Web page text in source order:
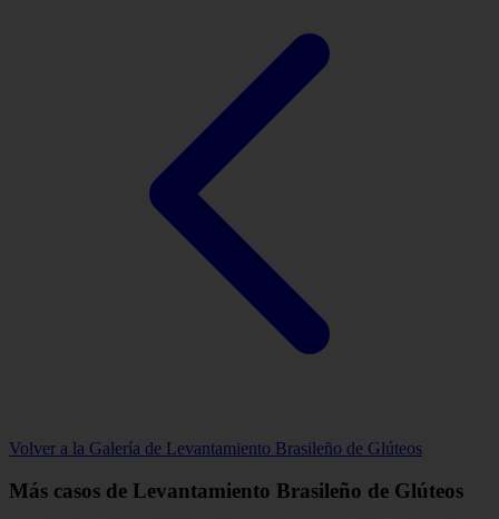
Volver a la Galería de Levantamiento Brasileño de Glúteos
Más casos de Levantamiento Brasileño de Glúteos